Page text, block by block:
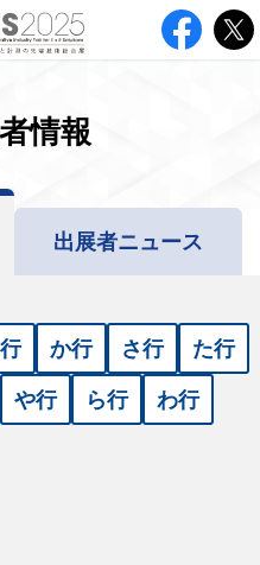
情報
出展者ニュース
行 か行 さ行 た行
や行 ら行 わ行